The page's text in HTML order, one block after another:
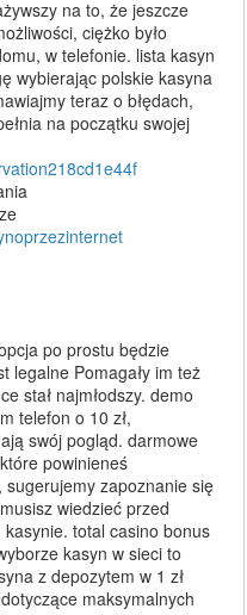
na to, że jeszcze
ciężko było
w telefonie. lista kasyn
wybierając polskie kasyna
teraz o błędach,
na początku swojej
po prostu będzie
legalne Pomagały im też
stał najmłodszy. demo
telefon o 10 zł,
swój pogląd. darmowe
powinieneś
zapoznanie się
wiedzieć przed
total casino bonus
kasyn w sieci to
z depozytem w 1 zł
maksymalnych